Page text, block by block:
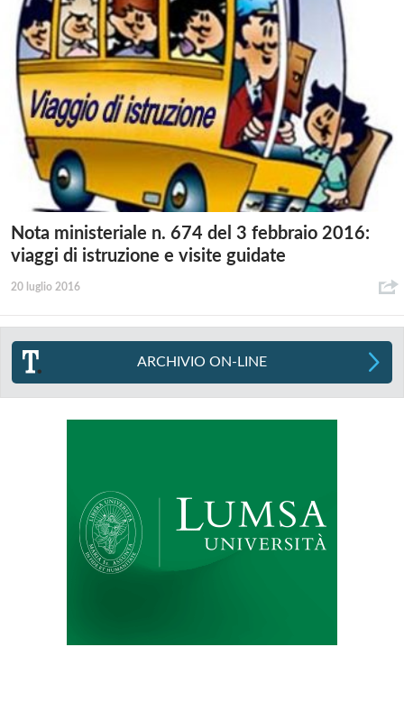
Nota ministeriale n. 674 del 3 febbraio 2016:
viaggi di istruzione e visite guidate
20 luglio 2016
ARCHIVIO ON-LINE